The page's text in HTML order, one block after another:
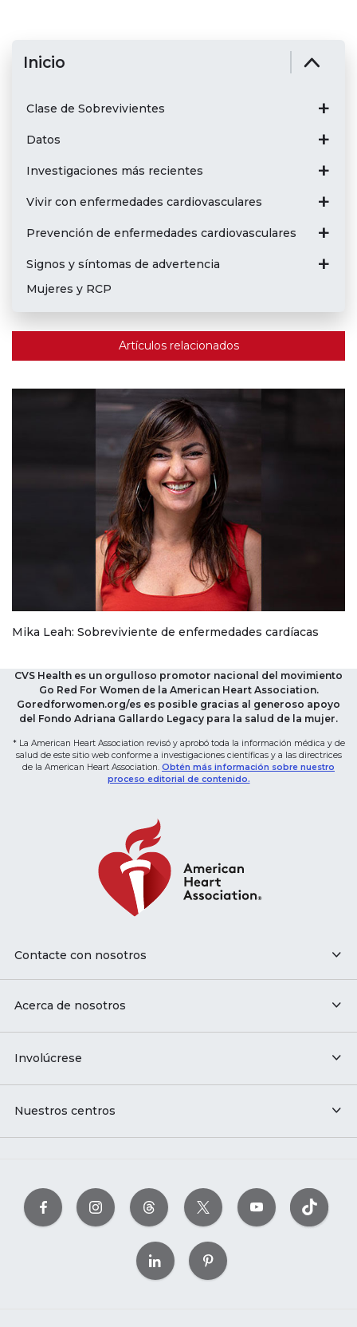
Inicio
Clase de Sobrevivientes
Datos
Investigaciones más recientes
Vivir con enfermedades cardiovasculares
Prevención de enfermedades cardiovasculares
Signos y síntomas de advertencia
Mujeres y RCP
Artículos relacionados
Mika Leah: Sobreviviente de enfermedades cardíacas
CVS Health es un orgulloso promotor nacional del movimiento
Go Red For Women de la American Heart Association.
Goredforwomen.org/es es posible gracias al generoso apoyo
del Fondo Adriana Gallardo Legacy para la salud de la mujer.
* La American Heart Association revisó y aprobó toda la información médica y de
salud de este sitio web conforme a investigaciones científicas y a las directrices
de la American Heart Association. Obtén más información sobre nuestro
proceso editorial de contenido.
Contacte con nosotros
Acerca de nosotros
Involúcrese
Nuestros centros